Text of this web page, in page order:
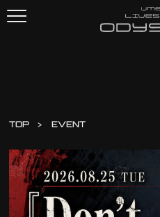
TOP EVENT